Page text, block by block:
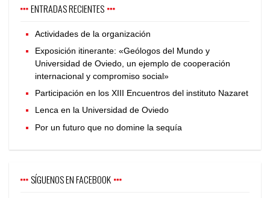
ENTRADAS RECIENTES
Actividades de la organización
Exposición itinerante: «Geólogos del Mundo y
Universidad de Oviedo, un ejemplo de cooperación
internacional y compromiso social»
Participación en los XIII Encuentros del instituto Nazaret
Lenca en la Universidad de Oviedo
Por un futuro que no domine la sequía
SÍGUENOS EN FACEBOOK